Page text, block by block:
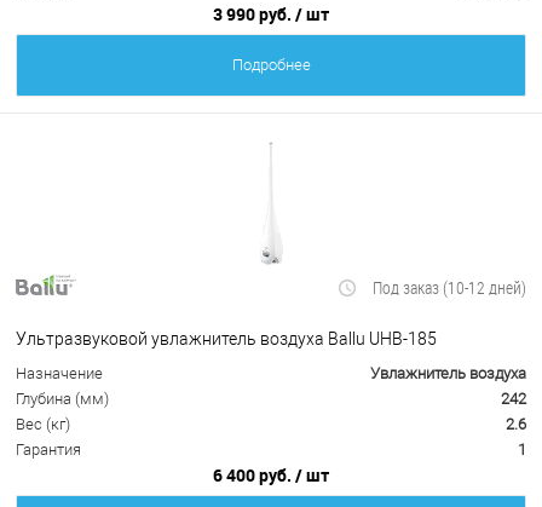
3 990 руб. / шт
Подробнее
Под заказ (10-12 дней)
Ультразвуковой увлажнитель воздуха Ballu UHB-185
Назначение
Увлажнитель воздуха
Глубина (мм)
242
Вес (кг)
2.6
Гарантия
1
6 400 руб. / шт